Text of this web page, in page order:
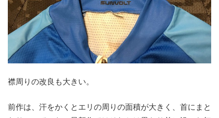
襟周りの改良も大きい。
前作は、汗をかくとエリの周りの面積が大きく、首にまと